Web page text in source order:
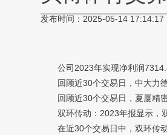
发布时间：2025-05-14 17:14:17
公司2023年实现净利润7314.8
回顾近30个交易日，中大力德
回顾近30个交易日，夏厦精密
双环传动：2023年报显示，双
在近30个交易日中，双环传动